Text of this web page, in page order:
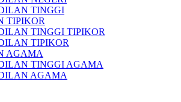
TINGGI
TIPIKOR
TINGGI TIPIKOR
TIPIKOR
AGAMA
TINGGI AGAMA
AGAMA